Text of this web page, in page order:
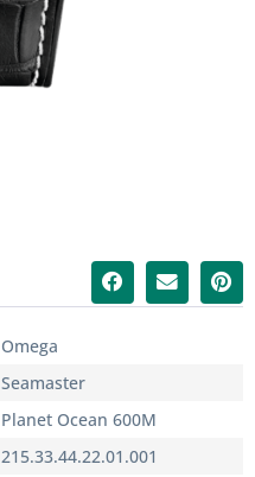
Omega
Seamaster
Planet Ocean 600M
215.33.44.22.01.001